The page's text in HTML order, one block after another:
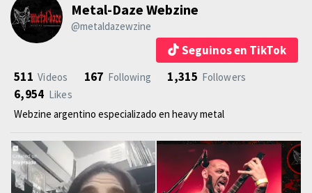
Metal-Daze Webzine
@metaldazewzine
Seguinos en TikTok
511 Videos 167 Following 1,315 Followers
6,954 Likes
Webzine argentino especializado en heavy metal